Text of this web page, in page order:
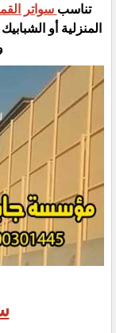
تناسب سواتر
المنزلية أو